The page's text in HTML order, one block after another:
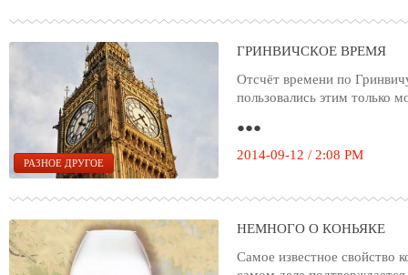
РАЗНОЕ ДРУГОЕ
ГРИНВИЧСКОЕ ВРЕМЯ
Отсчёт времени по
пользовались этим только
●●●
2014-09-12 / 2:08 PM
НЕМНОГО О КОНЬЯКЕ
Самое известное свойство